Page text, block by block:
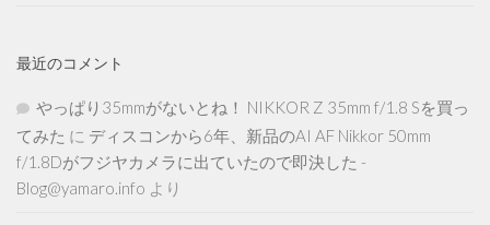
最近のコメント
やっぱり35mmがないとね！ NIKKOR Z 35mm f/1.8 Sを買っ
てみた に ディスコンから6年、新品のAI AF Nikkor 50mm
f/1.8Dがフジヤカメラに出ていたので即決した -
Blog@yamaro.info より